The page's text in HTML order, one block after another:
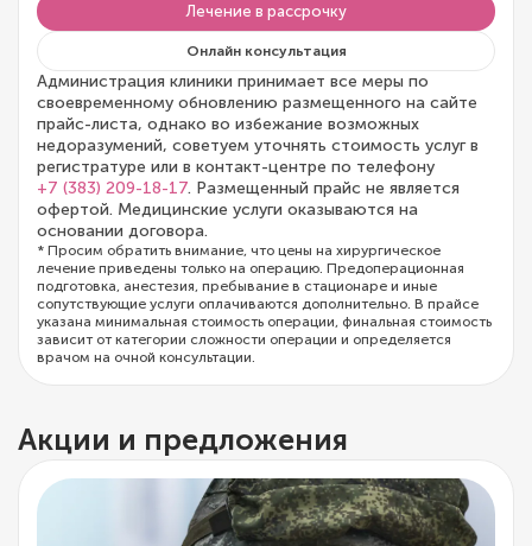
Лечение в рассрочку
Онлайн консультация
Администрация клиники принимает все меры по
своевременному обновлению размещенного на сайте
прайс-листа, однако во избежание возможных
недоразумений, советуем уточнять стоимость услуг в
регистратуре или в контакт-центре по телефону
+7 (383) 209-18-17. Размещенный прайс не является
офертой. Медицинские услуги оказываются на
основании договора.
* Просим обратить внимание, что цены на хирургическое
лечение приведены только на операцию. Предоперационная
подготовка, анестезия, пребывание в стационаре и иные
сопутствующие услуги оплачиваются дополнительно. В прайсе
указана минимальная стоимость операции, финальная стоимость
зависит от категории сложности операции и определяется
врачом на очной консультации.
Акции и предложения